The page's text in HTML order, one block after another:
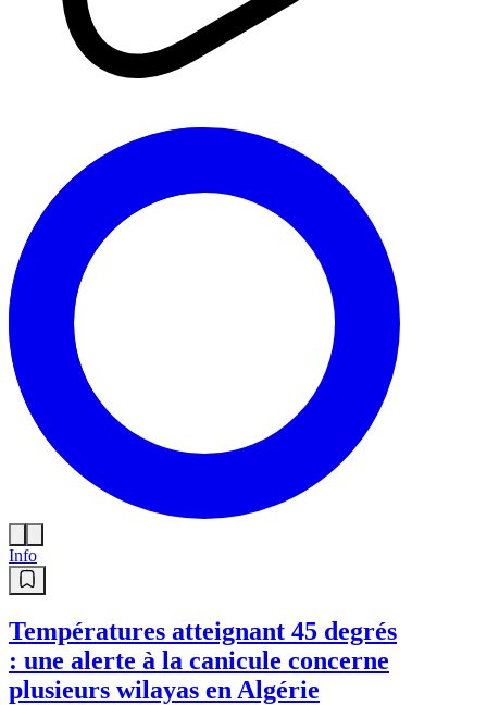
Info
Températures atteignant 45 degrés
: une alerte à la canicule concerne
plusieurs wilayas en Algérie